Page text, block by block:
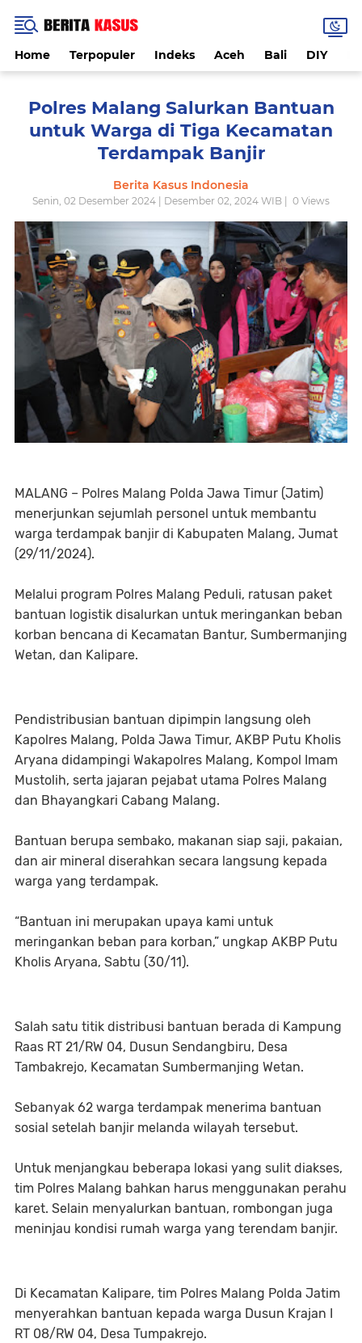
Home Terpopuler Indeks Aceh Bali DIY
Polres Malang Salurkan Bantuan
untuk Warga di Tiga Kecamatan
Terdampak Banjir
Berita Kasus Indonesia
Senin, 02 Desember 2024 | Desember 02, 2024 WIB | 0 Views
MALANG – Polres Malang Polda Jawa Timur (Jatim)
menerjunkan sejumlah personel untuk membantu
warga terdampak banjir di Kabupaten Malang, Jumat
(29/11/2024).
Melalui program Polres Malang Peduli, ratusan paket
bantuan logistik disalurkan untuk meringankan beban
korban bencana di Kecamatan Bantur, Sumbermanjing
Wetan, dan Kalipare.
Pendistribusian bantuan dipimpin langsung oleh
Kapolres Malang, Polda Jawa Timur, AKBP Putu Kholis
Aryana didampingi Wakapolres Malang, Kompol Imam
Mustolih, serta jajaran pejabat utama Polres Malang
dan Bhayangkari Cabang Malang.
Bantuan berupa sembako, makanan siap saji, pakaian,
dan air mineral diserahkan secara langsung kepada
warga yang terdampak.
“Bantuan ini merupakan upaya kami untuk
meringankan beban para korban,” ungkap AKBP Putu
Kholis Aryana, Sabtu (30/11).
Salah satu titik distribusi bantuan berada di Kampung
Raas RT 21/RW 04, Dusun Sendangbiru, Desa
Tambakrejo, Kecamatan Sumbermanjing Wetan.
Sebanyak 62 warga terdampak menerima bantuan
sosial setelah banjir melanda wilayah tersebut.
Untuk menjangkau beberapa lokasi yang sulit diakses,
tim Polres Malang bahkan harus menggunakan perahu
karet. Selain menyalurkan bantuan, rombongan juga
meninjau kondisi rumah warga yang terendam banjir.
Di Kecamatan Kalipare, tim Polres Malang Polda Jatim
menyerahkan bantuan kepada warga Dusun Krajan I
RT 08/RW 04, Desa Tumpakrejo.